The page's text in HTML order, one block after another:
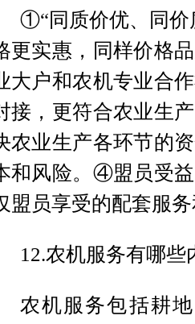
①“同质价优、同价
更实惠，同样价格
大户和农机专业合
接，更符合农业生
农业生产各环节的
和风险。④盟员受
盟员享受的配套服
12.农机服务有哪些
农机服务包括耕